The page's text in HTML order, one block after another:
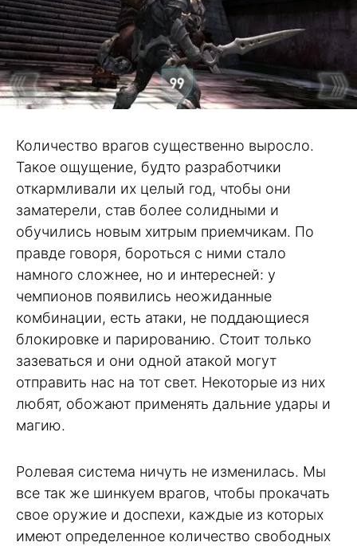
Количество врагов существенно выросло.
Такое ощущение, будто разработчики
откармливали их целый год, чтобы они
заматерели, став более солидными и
обучились новым хитрым приемчикам. По
правде говоря, бороться с ними стало
намного сложнее, но и интересней: у
чемпионов появились неожиданные
комбинации, есть атаки, не поддающиеся
блокировке и парированию. Стоит только
зазеваться и они одной атакой могут
отправить нас на тот свет. Некоторые из них
любят, обожают применять дальние удары и
магию.
Ролевая система ничуть не изменилась. Мы
все так же шинкуем врагов, чтобы прокачать
свое оружие и доспехи, каждые из которых
имеют определенное количество свободных